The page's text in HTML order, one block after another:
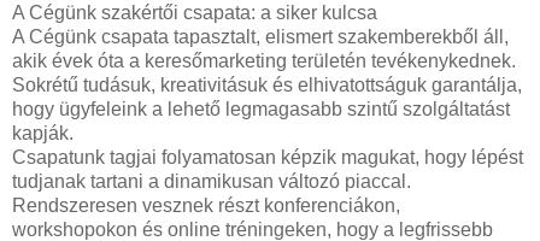
A Cégünk szakértői csapata: a siker kulcsa
A Cégünk csapata tapasztalt, elismert szakemberekből áll,
akik évek óta a keresőmarketing területén tevékenykednek.
Sokrétű tudásuk, kreativitásuk és elhivatottságuk garantálja,
hogy ügyfeleink a lehető legmagasabb szintű szolgáltatást
kapják.
Csapatunk tagjai folyamatosan képzik magukat, hogy lépést
tudjanak tartani a dinamikusan változó piaccal.
Rendszeresen vesznek részt konferenciákon,
workshopokon és online tréningeken, hogy a legfrissebb